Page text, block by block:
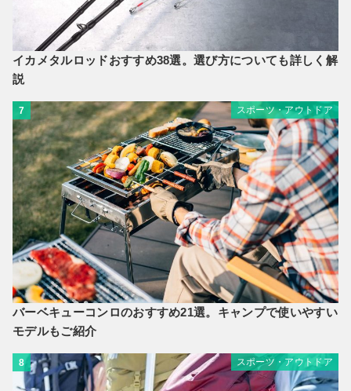
イカメタルロッドおすすめ38選。選び方についても詳しく解
説
7 スポーツ・アウトドア
バーベキューコンロのおすすめ21選。キャンプで使いやすい
モデルもご紹介
8 スポーツ・アウトドア